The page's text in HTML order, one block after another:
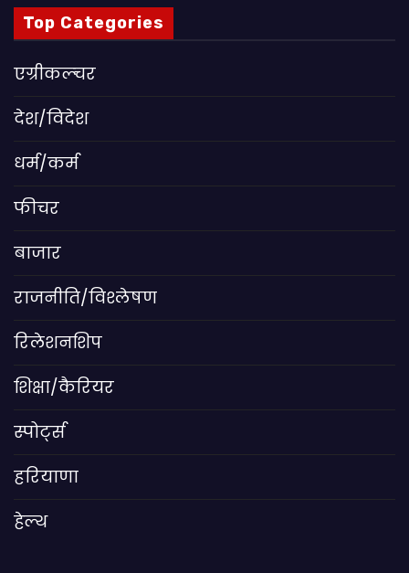
Top Categories
एग्रीकल्चर
देश/विदेश
धर्म/कर्म
फीचर
बाजार
राजनीति/विश्लेषण
रिलेशनशिप
शिक्षा/कैरियर
स्पोर्ट्स
हरियाणा
हेल्थ